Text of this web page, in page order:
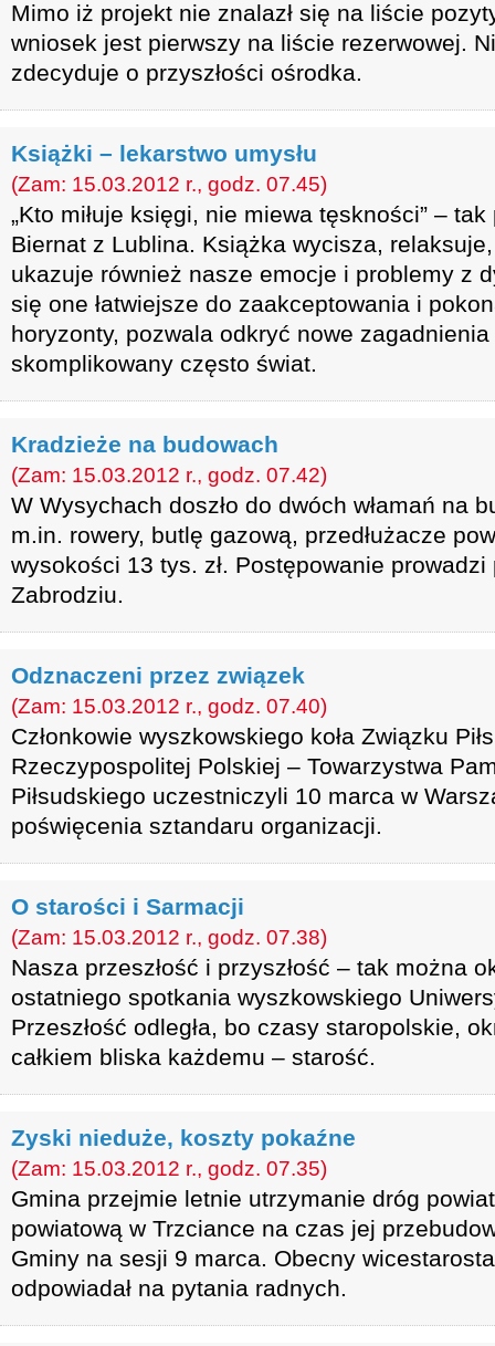
Mimo iż projekt nie znalazł się na liście
wniosek jest pierwszy na liście rezerwowej.
zdecyduje o przyszłości ośrodka.
Książki – lekarstwo umysłu
(Zam: 15.03.2012 r., godz. 07.45)
„Kto miłuje księgi, nie miewa tęskności” –
Biernat z Lublina. Książka wycisza,
ukazuje również nasze emocje i problemy z
się one łatwiejsze do zaakceptowania i
horyzonty, pozwala odkryć nowe
skomplikowany często świat.
Kradzieże na budowach
(Zam: 15.03.2012 r., godz. 07.42)
W Wysychach doszło do dwóch włamań na
m.in. rowery, butlę gazową, przedłużacze
wysokości 13 tys. zł. Postępowanie
Zabrodziu.
Odznaczeni przez związek
(Zam: 15.03.2012 r., godz. 07.40)
Członkowie wyszkowskiego koła Związku
Rzeczypospolitej Polskiej – Towarzystwa
Piłsudskiego uczestniczyli 10 marca w
poświęcenia sztandaru organizacji.
O starości i Sarmacji
(Zam: 15.03.2012 r., godz. 07.38)
Nasza przeszłość i przyszłość – tak można
ostatniego spotkania wyszkowskiego
Przeszłość odległa, bo czasy staropolskie,
całkiem bliska każdemu – starość.
Zyski nieduże, koszty pokaźne
(Zam: 15.03.2012 r., godz. 07.35)
Gmina przejmie letnie utrzymanie dróg
powiatową w Trzciance na czas jej
Gminy na sesji 9 marca. Obecny
odpowiadał na pytania radnych.